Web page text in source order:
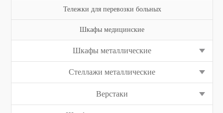
Тележки для перевозки больных
Шкафы медицинские
Шкафы металлические
Стеллажи металлические
Верстаки